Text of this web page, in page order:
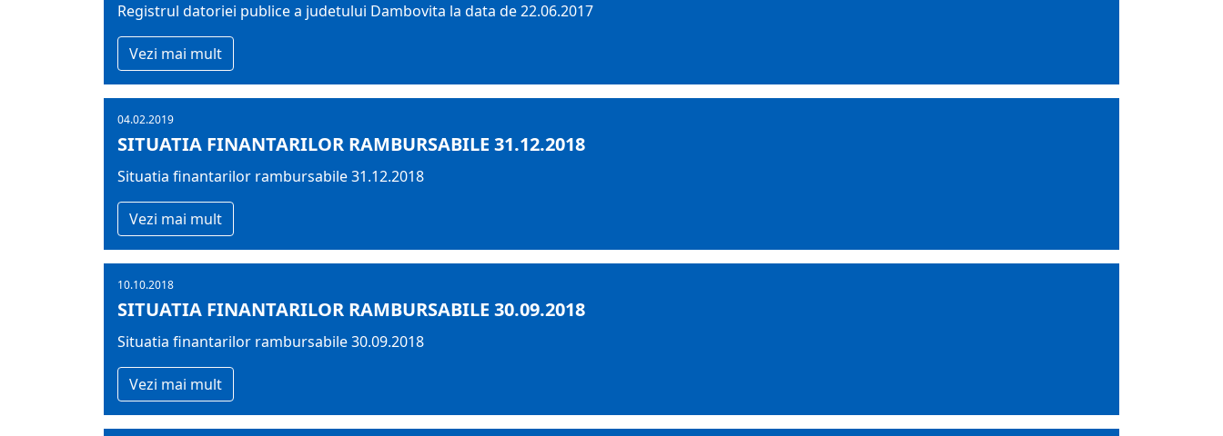
Registrul datoriei publice a judetului Dambovita la data de 22.06.2017
Vezi mai mult
04.02.2019
SITUATIA FINANTARILOR RAMBURSABILE 31.12.2018
Situatia finantarilor rambursabile 31.12.2018
Vezi mai mult
10.10.2018
SITUATIA FINANTARILOR RAMBURSABILE 30.09.2018
Situatia finantarilor rambursabile 30.09.2018
Vezi mai mult